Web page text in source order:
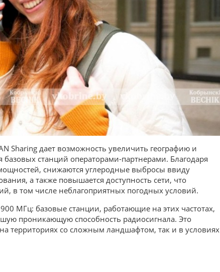
Sharing дает возможность увеличить географию и
базовых станций операторами-партнерами. Благодаря
снижаются углеродные выбросы ввиду
а также повышается доступность сети, что
в том числе неблагоприятных погодных условий.
МГц: базовые станции, работающие на этих частотах,
проникающую способность радиосигнала. Это
территориях со сложным ландшафтом, так и в условиях